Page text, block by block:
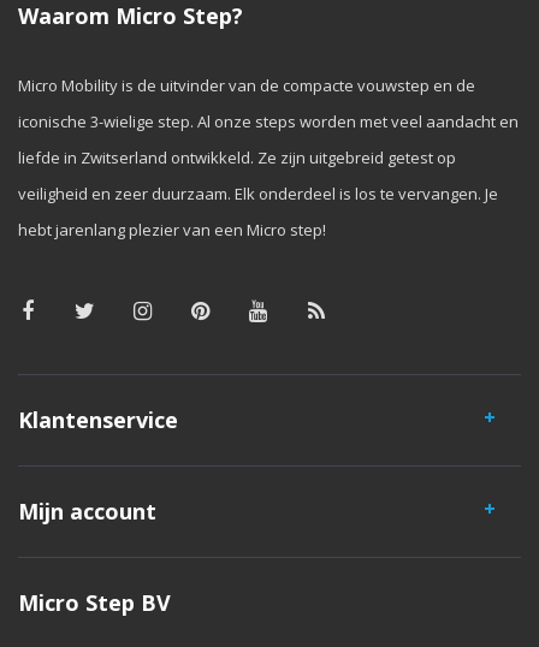
Waarom Micro Step?
Micro Mobility is de uitvinder van de compacte vouwstep en de
iconische 3-wielige step. Al onze steps worden met veel aandacht en
liefde in Zwitserland ontwikkeld. Ze zijn uitgebreid getest op
veiligheid en zeer duurzaam. Elk onderdeel is los te vervangen. Je
hebt jarenlang plezier van een Micro step!
Klantenservice
Mijn account
Micro Step BV